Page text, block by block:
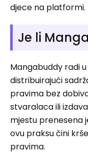
djece na platformi.
Je li
Mangabuddy radi
distribuirajući
pravima bez
stvaralaca ili
mjestu prenesena
ovu praksu čini
pravima.